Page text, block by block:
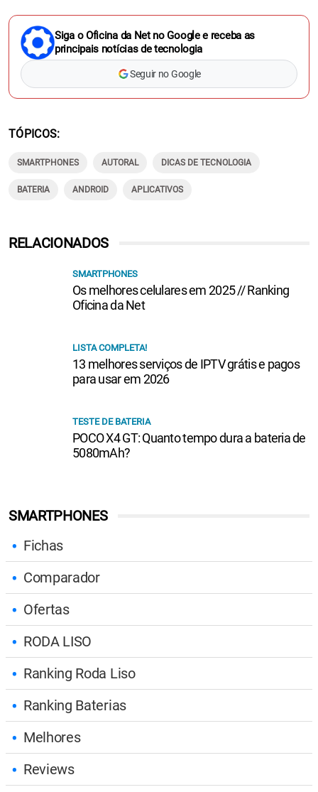
Siga o Oficina da Net no Google e receba as
principais notícias de tecnologia
Seguir no Google
TÓPICOS
SMARTPHONES AUTORAL DICAS DE TECNOLOGIA
BATERIA ANDROID APLICATIVOS
SMARTPHONES
Fichas
Comparador
Ofertas
RODA LISO
Ranking Roda Liso
Ranking Baterias
Melhores
Reviews
RELACIONADOS
SMARTPHONES
Os melhores celulares em 2025 // Ranking
Oficina da Net
LISTA COMPLETA!
13 melhores serviços de IPTV grátis e pagos
para usar em 2026
TESTE DE BATERIA
POCO X4 GT: Quanto tempo dura a bateria de
5080mAh?